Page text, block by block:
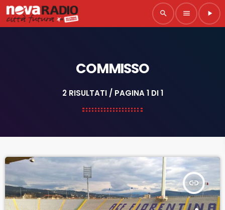
search menu play_arrow
COMMISSO
2 RISULTATI / PAGINA 1 DI 1
insert_link